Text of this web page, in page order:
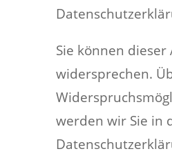
Sie können dieser
widersprechen.
werden wir Sie in